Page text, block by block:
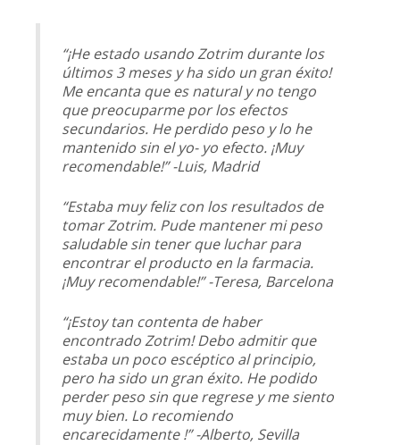
“¡He estado usando Zotrim durante los
últimos 3 meses y ha sido un gran éxito!
Me encanta que es natural y no tengo
que preocuparme por los efectos
secundarios. He perdido peso y lo he
mantenido sin el yo- yo efecto. ¡Muy
recomendable!” -Luis, Madrid
“Estaba muy feliz con los resultados de
tomar Zotrim. Pude mantener mi peso
saludable sin tener que luchar para
encontrar el producto en la farmacia.
¡Muy recomendable!” -Teresa, Barcelona
“¡Estoy tan contenta de haber
encontrado Zotrim! Debo admitir que
estaba un poco escéptico al principio,
pero ha sido un gran éxito. He podido
perder peso sin que regrese y me siento
muy bien. Lo recomiendo
encarecidamente !” -Alberto, Sevilla